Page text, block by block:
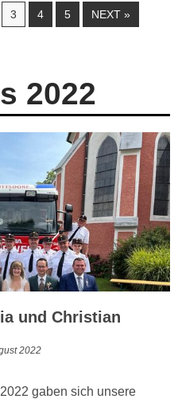
3 4 5 NEXT »
2022
und Christian
2022
gaben sich unsere